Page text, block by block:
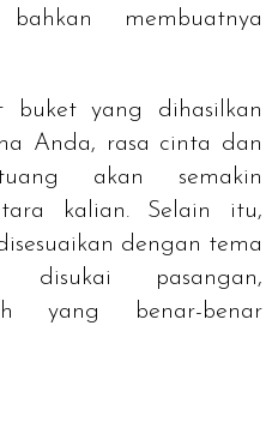
membuatnya
buket yang dihasilkan
Anda, rasa cinta dan
akan semakin
kalian. Selain itu,
dengan tema
pasangan,
yang benar-benar